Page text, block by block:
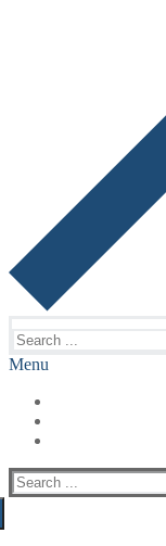
for:
Menu
Search
for: